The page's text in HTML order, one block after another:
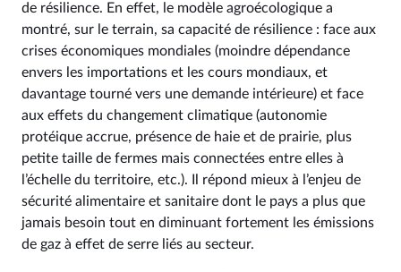
de résilience. En effet, le modèle agroécologique a
montré, sur le terrain, sa capacité de résilience : face aux
crises économiques mondiales (moindre dépendance
envers les importations et les cours mondiaux, et
davantage tourné vers une demande intérieure) et face
aux effets du changement climatique (autonomie
protéique accrue, présence de haie et de prairie, plus
petite taille de fermes mais connectées entre elles à
l’échelle du territoire, etc.). Il répond mieux à l’enjeu de
sécurité alimentaire et sanitaire dont le pays a plus que
jamais besoin tout en diminuant fortement les émissions
de gaz à effet de serre liés au secteur.